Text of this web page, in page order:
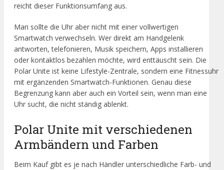
reicht dieser Funktionsumfang aus.
Man sollte die Uhr aber nicht mit einer vollwertigen
Smartwatch verwechseln. Wer direkt am Handgelenk
antworten, telefonieren, Musik speichern, Apps installieren
oder kontaktlos bezahlen möchte, wird enttäuscht sein. Die
Polar Unite ist keine Lifestyle-Zentrale, sondern eine Fitnessuhr
mit ergänzenden Smartwatch-Funktionen. Genau diese
Begrenzung kann aber auch ein Vorteil sein, wenn man eine
Uhr sucht, die nicht ständig ablenkt.
Polar Unite mit verschiedenen
Armbändern und Farben
Beim Kauf gibt es je nach Händler unterschiedliche Farb- und